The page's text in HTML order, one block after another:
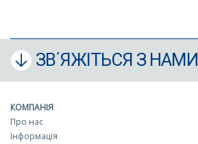
ЗВ΄ЯЖІТЬСЯ З НАМИ
КОМПАНІЯ
Про нас
Інформація